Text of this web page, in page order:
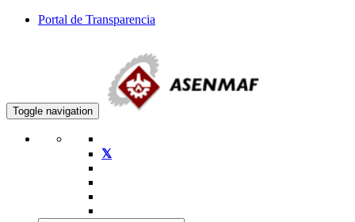
Portal de Transparencia
Toggle navigation